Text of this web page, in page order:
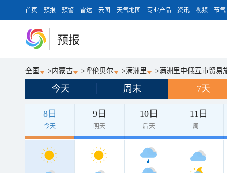
首页 预报 预警 雷达 云图 天气地图 专业产品 资讯 视频 节气
预报
全国 >内蒙古 >呼伦贝尔 >满洲里 >满洲里中俄互市贸易
今天 周末 7天
8日
今天
9日
明天
10日
后天
11日
周二